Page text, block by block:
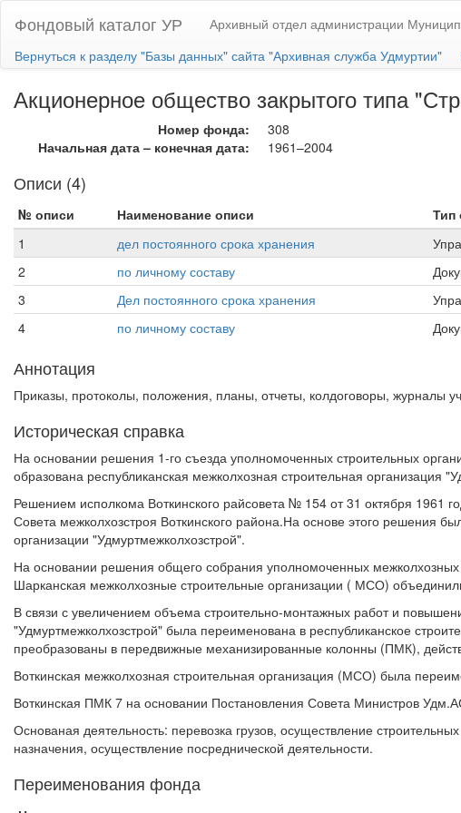
Фондовый каталог УР Архивный отдел администрации
Вернуться к разделу "Базы данных" сайта "Архивная служба Удмуртии"
Акционерное общество закрытого типа
Номер фонда:
308
Начальная дата – конечная дата:
1961–2004
Описи (4)
№ описи Наименование описи Тип
1
дел постоянного срока хранения
2
по личному составу
3
Дел постоянного срока хранения
4
по личному составу
Аннотация
Приказы, протоколы, положения, планы, отчеты, колдоговоры, журналы
Историческая справка
На основании решения 1-го съезда уполномоченных строительных
образована республиканская межколхозная строительная организация
Решением исполкома Воткинского райсовета № 154 от 31 октября 1961
Совета межколхозстроя Воткинского района.На основе этого решения
организации "Удмуртмежколхозстрой".
На основании решения общего собрания уполномоченных межколхозных
Шарканская межколхозные строительные организации ( МСО)
В связи с увеличением объема строительно-монтажных работ и
"Удмуртмежколхозстрой" была переименована в республиканское
преобразованы в передвижные механизированные колонны (ПМК),
Воткинская межколхозная строительная организация (МСО) была
Воткинская ПМК 7 на основании Постановления Совета Министров
Основаная деятельность: перевозка грузов, осуществление
назначения, осуществление посреднической деятельности.
Переименования фонда